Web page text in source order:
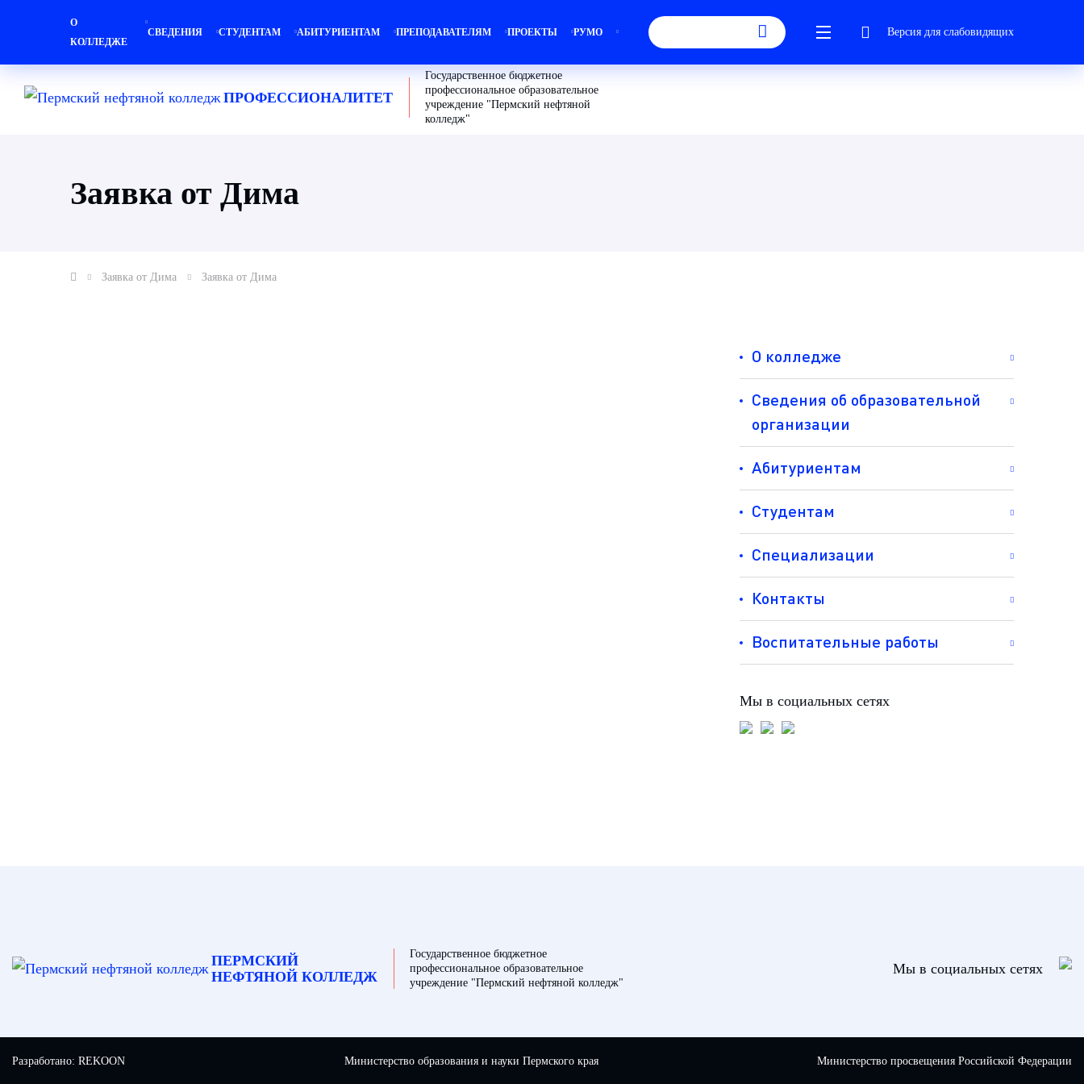
О
КОЛЛЕДЖЕ
СВЕДЕНИЯ СТУДЕНТАМ АБИТУРИЕНТАМ ПРЕПОДАВАТЕЛЯМ ПРОЕКТЫ РУМО Версия для слабовидящих
ПРОФЕССИОНАЛИТЕТ
Государственное бюджетное
профессиональное образовательное
учреждение "Пермский нефтяной
колледж"
Заявка от Дима
Заявка от Дима Заявка от Дима
О колледже
Сведения об образовательной
организации
Абитуриентам
Студентам
Специализации
Контакты
Воспитательные работы
Мы в социальных сетях
ПЕРМСКИЙ
НЕФТЯНОЙ КОЛЛЕДЖ
Государственное бюджетное
профессиональное образовательное
учреждение "Пермский нефтяной колледж"
Мы в социальных сетях
Разработано: REKOON Министерство образования и науки Пермского края Министерство просвещения Российской Федерации